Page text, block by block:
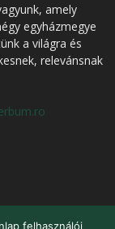
amely
egyházmegye
a világra és
relevánsnak
felhasználói